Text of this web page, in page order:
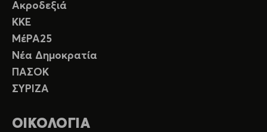
Ακροδεξιά
ΚΚΕ
ΜέΡΑ25
Νέα Δημοκρατία
ΠΑΣΟΚ
ΣΥΡΙΖΑ
ΟΙΚΟΛΟΓΙΑ